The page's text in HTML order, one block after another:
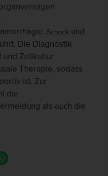
,
Schock und
Die Diagnostik
und Zellkultur
Therapie, sodass
ist. Zur
die
als auch die